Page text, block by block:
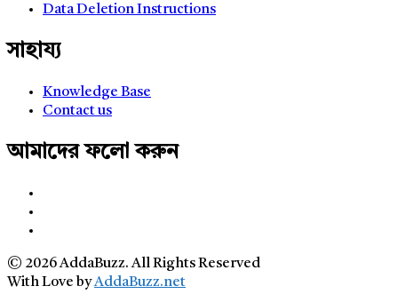
Data Deletion Instructions
সাহায্য
Knowledge Base
Contact us
আমাদের ফলো করুন
© 2026 AddaBuzz. All Rights Reserved
With Love byAddaBuzz.net